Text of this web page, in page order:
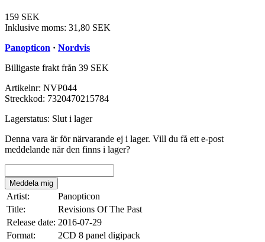
159 SEK
Inklusive moms: 31,80 SEK
Panopticon · Nordvis
Billigaste frakt från 39 SEK
Artikelnr: NVP044
Streckkod: 7320470215784
Lagerstatus: Slut i lager
Denna vara är för närvarande ej i lager. Vill du få ett e-post
meddelande när den finns i lager?
Meddela mig
Artist:
Panopticon
Title:
Revisions Of The Past
Release date: 2016-07-29
Format:
2CD 8 panel digipack